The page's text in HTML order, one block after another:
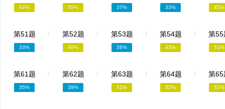
44% 55% 37% 33% 45%
第51题 /
33%
第52题 /
46%
第53题 /
38%
第54题 /
43%
第55
51%
第61题 /
35%
第62题 /
39%
第63题 /
51%
第64题 /
52%
第65
52%